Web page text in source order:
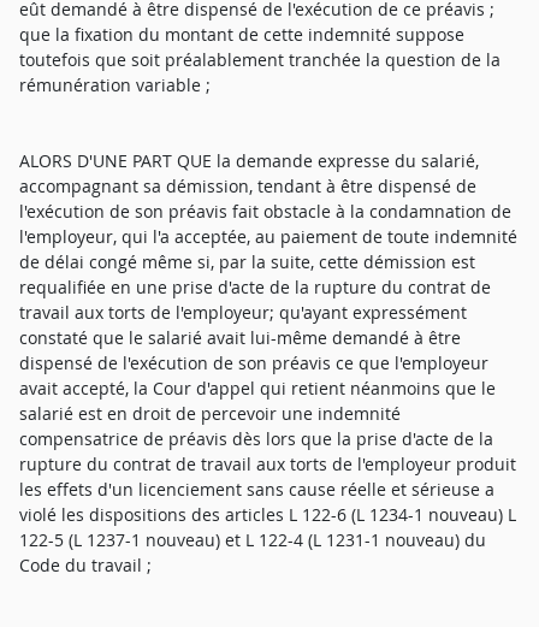
eût demandé à être dispensé de l'exécution de ce préavis ;
que la fixation du montant de cette indemnité suppose
toutefois que soit préalablement tranchée la question de la
rémunération variable ;
ALORS D'UNE PART QUE la demande expresse du salarié,
accompagnant sa démission, tendant à être dispensé de
l'exécution de son préavis fait obstacle à la condamnation de
l'employeur, qui l'a acceptée, au paiement de toute indemnité
de délai congé même si, par la suite, cette démission est
requalifiée en une prise d'acte de la rupture du contrat de
travail aux torts de l'employeur; qu'ayant expressément
constaté que le salarié avait lui-même demandé à être
dispensé de l'exécution de son préavis ce que l'employeur
avait accepté, la Cour d'appel qui retient néanmoins que le
salarié est en droit de percevoir une indemnité
compensatrice de préavis dès lors que la prise d'acte de la
rupture du contrat de travail aux torts de l'employeur produit
les effets d'un licenciement sans cause réelle et sérieuse a
violé les dispositions des articles L 122-6 (L 1234-1 nouveau) L
122-5 (L 1237-1 nouveau) et L 122-4 (L 1231-1 nouveau) du
Code du travail ;